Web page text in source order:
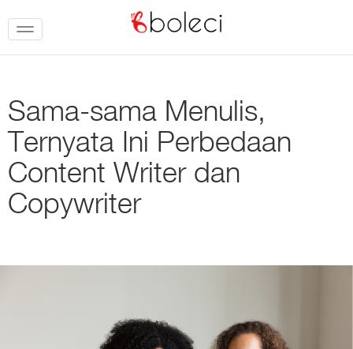
Toggle
Sama-sama Menulis,
Ternyata Ini Perbedaan
Content Writer dan
Copywriter